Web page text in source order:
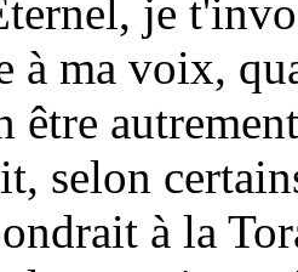
je
à ma voix,
être
selon
à la